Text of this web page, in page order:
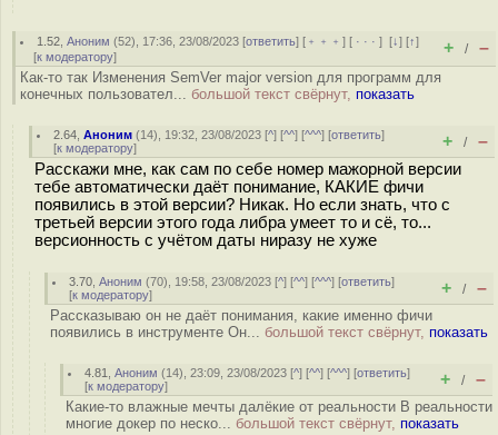
1.52 ,Аноним (52), 17:36, 23/08/2023 [ответить] [ ﹢﹢﹢] [ · · ·][↓] [↑]
[к модератору] + / –
Как-то так Изменения SemVer major version для программ для
конечных пользовател... большой текст свёрнут, показать
2.64 ,Аноним (14), 19:32, 23/08/2023 [^] [^^] [^^^] [ответить]
[к модератору] + / –
Расскажи мне, как сам по себе номер мажорной версии
тебе автоматически даёт понимание, КАКИЕ фичи
появились в этой версии? Никак. Но если знать, что с
третьей версии этого года либра умеет то и сё, то...
версионность с учётом даты ниразу не хуже
3.70 ,Аноним (70), 19:58, 23/08/2023 [^] [^^] [^^^] [ответить]
[к модератору] + / –
Рассказываю он не даёт понимания, какие именно фичи
появились в инструменте Он... большой текст свёрнут, показать
4.81 ,Аноним (14), 23:09, 23/08/2023 [^] [^^] [^^^] [ответить]
[к модератору] + / –
Какие-то влажные мечты далёкие от реальности В реальности
многие докер по неско... большой текст свёрнут, показать